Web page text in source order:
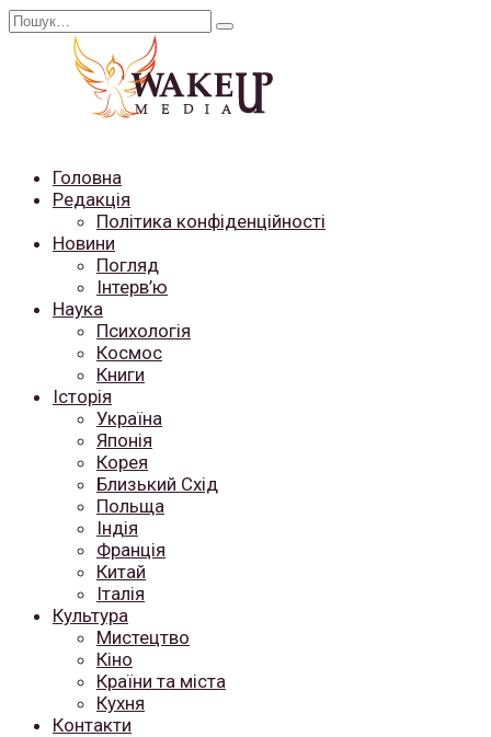
Перейти
Search
Головна
Редакція
Політика конфіденційності
Новини
Погляд
Інтерв’ю
Наука
Психологія
Космос
Книги
Історія
Україна
Японія
Корея
Близький Схід
Польща
Індія
Франція
Китай
Італія
Культура
Мистецтво
Кіно
Країни та міста
Кухня
Контакти